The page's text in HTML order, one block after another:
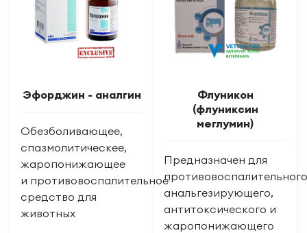
Эфорджин - аналгин
Обезболивающее,
спазмолитическее,
жаропонижающее
и противовоспалительное
средство для
животных
Флуникон
(флуниксин
меглумин)
Предназначен для
анальгезирующего,
антитоксического и
жаропонижающего